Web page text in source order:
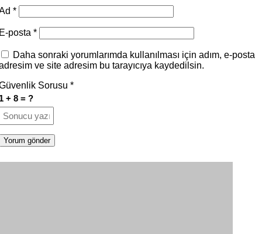
*
posta *
Daha sonraki yorumlarımda kullanılması için adım, e-posta
ve site adresim bu tarayıcıya kaydedilsin.
Sorusu *
+ 8 = ?